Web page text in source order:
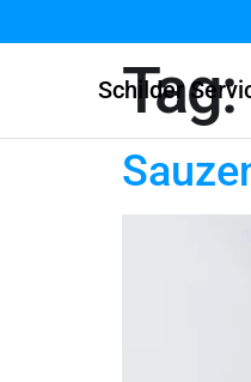
Schilder
Tag: